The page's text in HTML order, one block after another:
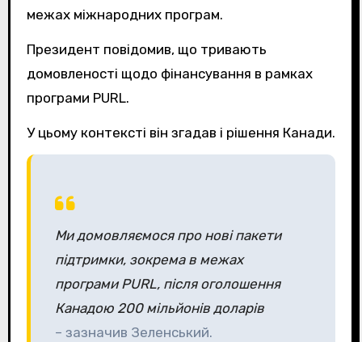
межах міжнародних програм.
Президент повідомив, що тривають
домовленості щодо фінансування в рамках
програми PURL.
У цьому контексті він згадав і рішення Канади.
Ми домовляємося про нові пакети
підтримки, зокрема в межах
програми PURL, після оголошення
Канадою 200 мільйонів доларів
– зазначив Зеленський.